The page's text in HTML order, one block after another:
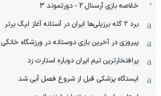
خلاصه بازی آرسنال 2 - دورتموند 3
برد ۲ گله برزیلی‌ها ایران در آستانه آغاز لیگ برتر
پیروزی در آخرین بازی دوستانه در ورزشگاه خانگی
پرافتخارترین تیم ایران دوباره استارت زد
ایستگاه پزشکی قبل از شروع فصل آبی شد